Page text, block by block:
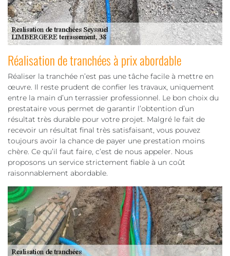
Réalisation de tranchées à prix abordable
Réaliser la tranchée n’est pas une tâche facile à mettre en
œuvre. Il reste prudent de confier les travaux, uniquement
entre la main d’un terrassier professionnel. Le bon choix du
prestataire vous permet de garantir l’obtention d’un
résultat très durable pour votre projet. Malgré le fait de
recevoir un résultat final très satisfaisant, vous pouvez
toujours avoir la chance de payer une prestation moins
chère. Ce qu’il faut faire, c’est de nous appeler. Nous
proposons un service strictement fiable à un coût
raisonnablement abordable.